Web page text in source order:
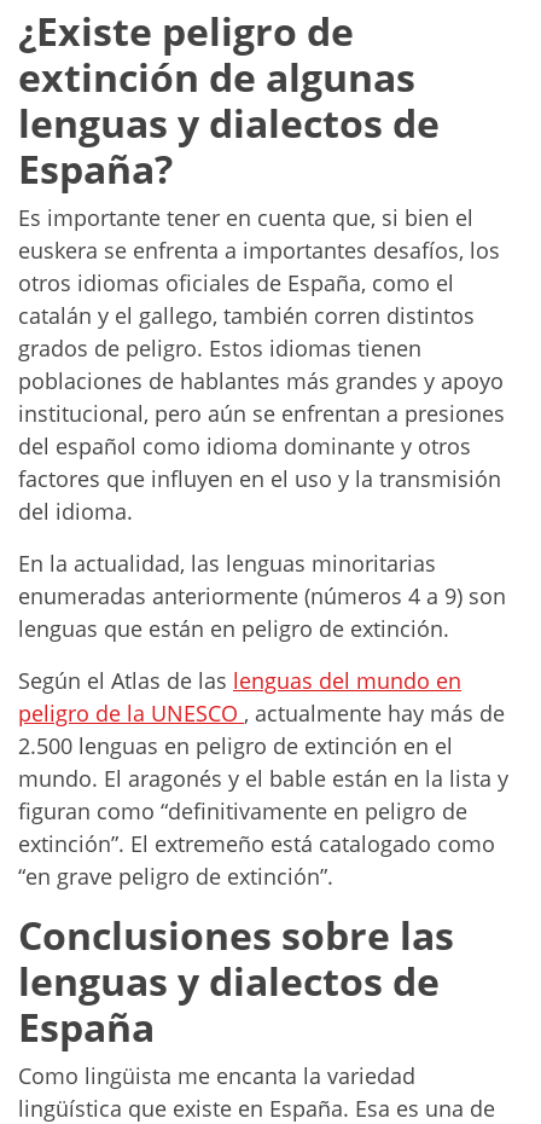
¿Existe peligro de
extinción de algunas
lenguas y dialectos de
España?
Es importante tener en cuenta que, si bien el
euskera se enfrenta a importantes desafíos, los
otros idiomas oficiales de España, como el
catalán y el gallego, también corren distintos
grados de peligro. Estos idiomas tienen
poblaciones de hablantes más grandes y apoyo
institucional, pero aún se enfrentan a presiones
del español como idioma dominante y otros
factores que influyen en el uso y la transmisión
del idioma.
En la actualidad, las lenguas minoritarias
enumeradas anteriormente (números 4 a 9) son
lenguas que están en peligro de extinción.
Según el Atlas de las lenguas del mundo en
peligro de la UNESCO , actualmente hay más de
2.500 lenguas en peligro de extinción en el
mundo. El aragonés y el bable están en la lista y
figuran como “definitivamente en peligro de
extinción”. El extremeño está catalogado como
“en grave peligro de extinción”.
Conclusiones sobre las
lenguas y dialectos de
España
Como lingüista me encanta la variedad
lingüística que existe en España. Esa es una de